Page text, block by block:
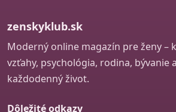
zenskyklub.sk
Moderný online magazín pre ženy –
vzťahy, psychológia, rodina, bývanie
každodenný život.
Dôležité odkazy